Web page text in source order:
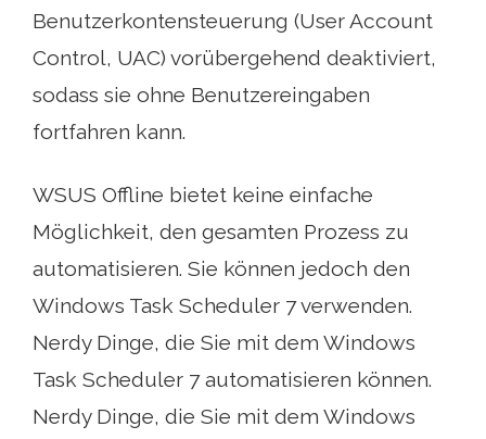
Benutzerkontensteuerung (User Account
Control, UAC) vorübergehend deaktiviert,
sodass sie ohne Benutzereingaben
fortfahren kann.
WSUS Offline bietet keine einfache
Möglichkeit, den gesamten Prozess zu
automatisieren. Sie können jedoch den
Windows Task Scheduler 7 verwenden.
Nerdy Dinge, die Sie mit dem Windows
Task Scheduler 7 automatisieren können.
Nerdy Dinge, die Sie mit dem Windows